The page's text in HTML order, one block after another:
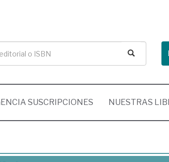
SUSCRIPCIONES NUESTRAS